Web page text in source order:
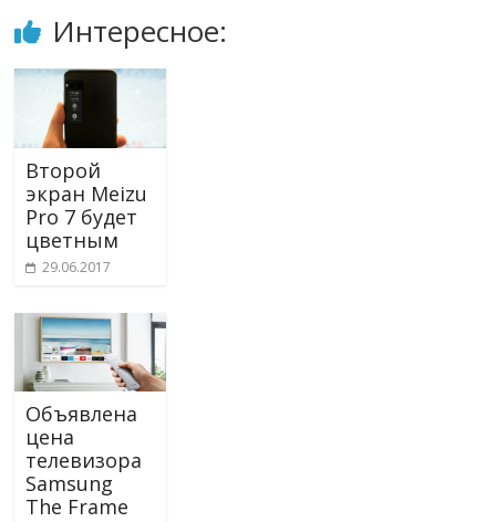
Интересное:
Второй
экран Meizu
Pro 7 будет
цветным
29.06.2017
Объявлена
цена
телевизора
Samsung
The Frame